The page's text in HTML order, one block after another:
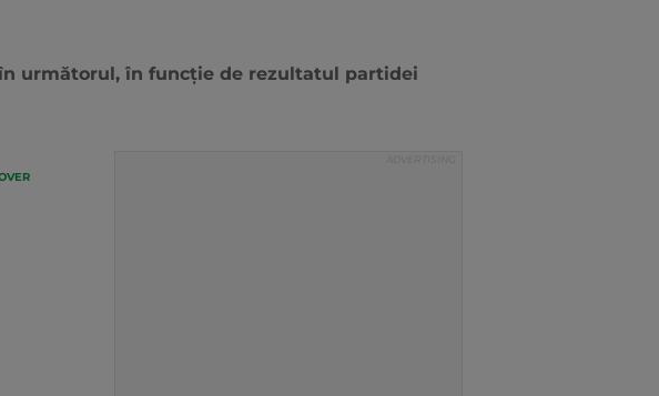
următorul, în funcție de rezultatul partidei